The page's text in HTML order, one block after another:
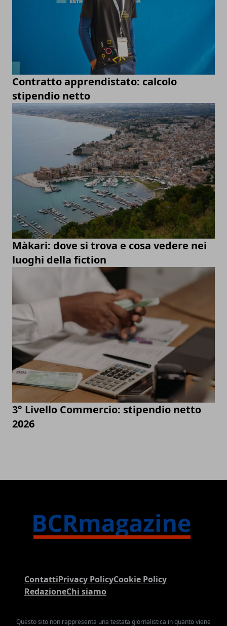
Contratto apprendistato: calcolo
stipendio netto
Màkari: dove si trova e cosa vedere nei
luoghi della fiction
3° Livello Commercio: stipendio netto
2026
ContattiPrivacy PolicyCookie Policy
RedazioneChi siamo
Questo sito non rappresenta una testata giornalistica in quanto viene